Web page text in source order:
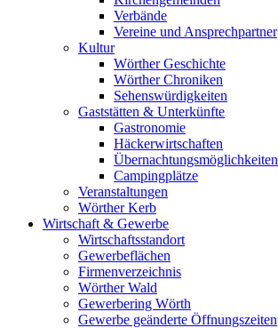
Verbände
Vereine und Ansprechpartner
Kultur
Wörther Geschichte
Wörther Chroniken
Sehenswürdigkeiten
Gaststätten & Unterkünfte
Gastronomie
Häckerwirtschaften
Übernachtungsmöglichkeiten
Campingplätze
Veranstaltungen
Wörther Kerb
Wirtschaft & Gewerbe
Wirtschaftsstandort
Gewerbeflächen
Firmenverzeichnis
Wörther Wald
Gewerbering Wörth
Gewerbe geänderte Öffnungszeiten